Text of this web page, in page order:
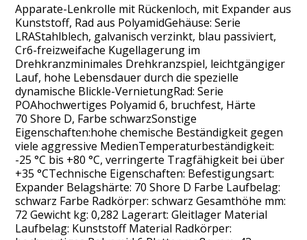
Apparate-Lenkrolle mit Rückenloch, mit Expander aus
Kunststoff, Rad aus PolyamidGehäuse: Serie
LRAStahlblech, galvanisch verzinkt, blau passiviert,
Cr6-freizweifache Kugellagerung im
Drehkranzminimales Drehkranzspiel, leichtgängiger
Lauf, hohe Lebensdauer durch die spezielle
dynamische Blickle-VernietungRad: Serie
POAhochwertiges Polyamid 6, bruchfest, Härte
70 Shore D, Farbe schwarzSonstige
Eigenschaften:hohe chemische Beständigkeit gegen
viele aggressive MedienTemperaturbeständigkeit:
-25 °C bis +80 °C, verringerte Tragfähigkeit bei über
+35 °CTechnische Eigenschaften: Befestigungsart:
Expander Belagshärte: 70 Shore D Farbe Laufbelag:
schwarz Farbe Radkörper: schwarz Gesamthöhe mm:
72 Gewicht kg: 0,282 Lagerart: Gleitlager Material
Laufbelag: Kunststoff Material Radkörper: